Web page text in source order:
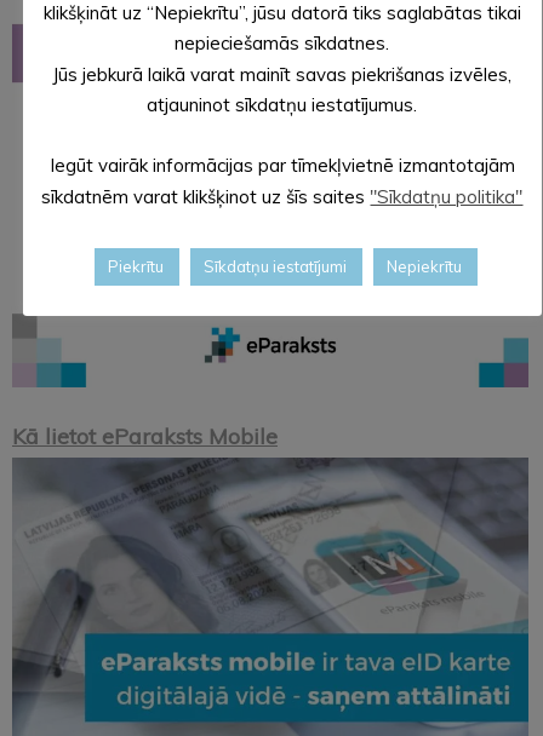
Kā lietot eParaksts Mobile
klikšķināt uz “Nepiekrītu”, jūsu datorā tiks saglabātas tikai
nepieciešamās sīkdatnes.
Jūs jebkurā laikā varat mainīt savas piekrišanas izvēles,
atjauninot sīkdatņu iestatījumus.
Iegūt vairāk informācijas par tīmekļvietnē izmantotajām
sīkdatnēm varat klikšķinot uz šīs saites "Sīkdatņu politika"
Piekrītu Sīkdatņu iestatījumi Nepiekrītu